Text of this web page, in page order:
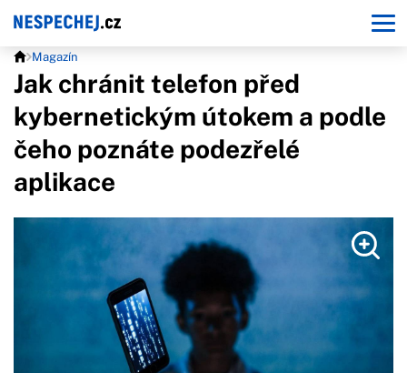
Magazín
Jak chránit telefon před
kybernetickým útokem a podle
čeho poznáte podezřelé
aplikace